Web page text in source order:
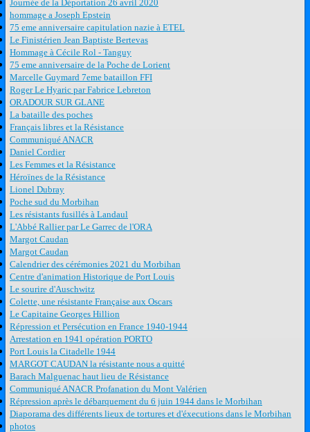
Journée de la Déportation 26 avril 2020
hommage a Joseph Epstein
75 eme anniversaire capitulation nazie à ETEL
Le Finistérien Jean Baptiste Bertevas
Hommage à Cécile Rol - Tanguy
75 eme anniversaire de la Poche de Lorient
Marcelle Guymard 7eme bataillon FFI
Roger Le Hyaric par Fabrice Lebreton
ORADOUR SUR GLANE
La bataille des poches
Français libres et la Résistance
Communiqué ANACR
Daniel Cordier
Les Femmes et la Résistance
Héroïnes de la Résistance
Lionel Dubray
Poche sud du Morbihan
Les résistants fusillés à Landaul
L'Abbé Rallier par Le Garrec de l'ORA
Margot Caudan
Margot Caudan
Calendrier des cérémonies 2021 du Morbihan
Centre d'animation Historique de Port Louis
Le sourire d'Auschwitz
Colette, une résistante Française aux Oscars
Le Capitaine Georges Hillion
Répression et Persécution en France 1940-1944
Arrestation en 1941 opération PORTO
Port Louis la Citadelle 1944
MARGOT CAUDAN la résistante nous a quitté
Barach Malguenac haut lieu de Résistance
Communiqué ANACR Profanation du Mont Valérien
Répression après le débarquement du 6 juin 1944 dans le Morbihan
Diaporama des différents lieux de tortures et d'éxecutions dans le Morbihan
photos